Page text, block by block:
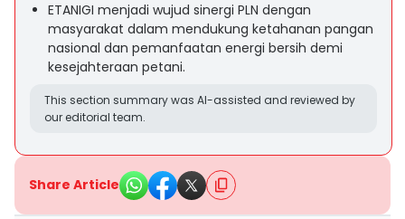
ETANIGI menjadi wujud sinergi PLN dengan
masyarakat dalam mendukung ketahanan pangan
nasional dan pemanfaatan energi bersih demi
kesejahteraan petani.
This section summary was AI-assisted and reviewed by
our editorial team.
Share Article